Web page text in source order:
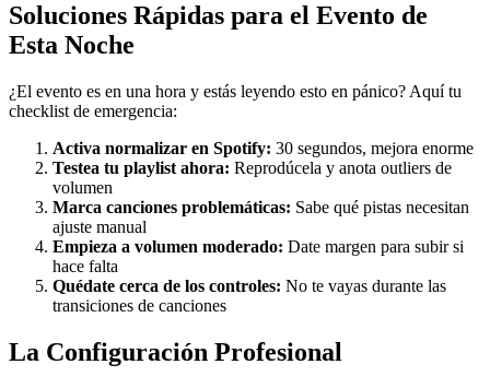
Soluciones Rápidas para el Evento de
Esta Noche
¿El evento es en una hora y estás leyendo esto en pánico? Aquí tu
checklist de emergencia:
Activa normalizar en Spotify: 30 segundos, mejora enorme
Testea tu playlist ahora: Reprodúcela y anota outliers de
volumen
Marca canciones problemáticas: Sabe qué pistas necesitan
ajuste manual
Empieza a volumen moderado: Date margen para subir si
hace falta
Quédate cerca de los controles: No te vayas durante las
transiciones de canciones
La Configuración Profesional